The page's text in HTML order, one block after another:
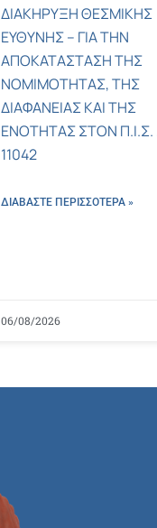
ΔΙΑΚΗΡΥΞΗ ΘΕΣΜΙΚΗΣ
ΕΥΘΥΝΗΣ – ΓΙΑ ΤΗΝ
ΑΠΟΚΑΤΑΣΤΑΣΗ ΤΗΣ
ΝΟΜΙΜΟΤΗΤΑΣ, ΤΗΣ
ΔΙΑΦΑΝΕΙΑΣ ΚΑΙ ΤΗΣ
ΕΝΟΤΗΤΑΣ ΣΤΟΝ Π.Ι.Σ.
11042
ΔΙΑΒΑΣΤΕ ΠΕΡΙΣΣΌΤΕΡΑ »
06/08/2026